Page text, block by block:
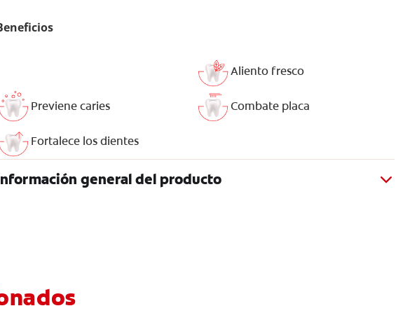
Aliento fresco
Previene caries Combate placa
Fortalece los dientes
general del producto